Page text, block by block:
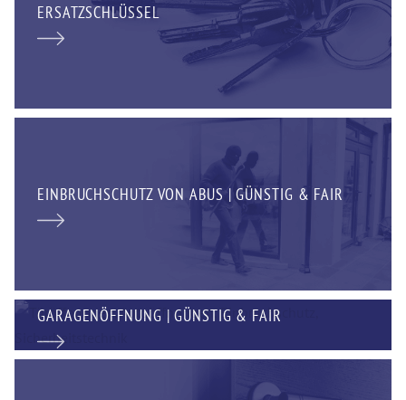
ERSATZSCHLÜSSEL
EINBRUCHSCHUTZ VON ABUS | GÜNSTIG & FAIR
GARAGENÖFFNUNG | GÜNSTIG & FAIR